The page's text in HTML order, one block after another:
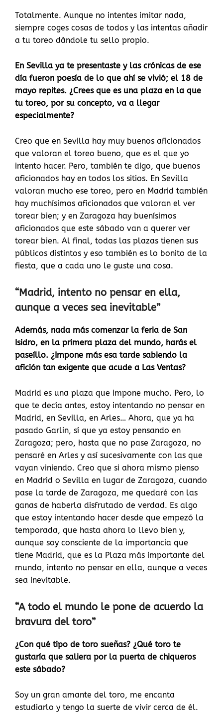
Totalmente. Aunque no intentes imitar nada,
siempre coges cosas de todos y las intentas añadir
a tu toreo dándole tu sello propio.
En Sevilla ya te presentaste y las crónicas de ese
día fueron poesía de lo que ahí se vivió; el 18 de
mayo repites. ¿Crees que es una plaza en la que
tu toreo, por su concepto, va a llegar
especialmente?
Creo que en Sevilla hay muy buenos aficionados
que valoran el toreo bueno, que es el que yo
intento hacer. Pero, también te digo, que buenos
aficionados hay en todos los sitios. En Sevilla
valoran mucho ese toreo, pero en Madrid también
hay muchísimos aficionados que valoran el ver
torear bien; y en Zaragoza hay buenísimos
aficionados que este sábado van a querer ver
torear bien. Al final, todas las plazas tienen sus
públicos distintos y eso también es lo bonito de la
fiesta, que a cada uno le guste una cosa.
“Madrid, intento no pensar en ella,
aunque a veces sea inevitable”
Además, nada más comenzar la feria de San
Isidro, en la primera plaza del mundo, harás el
paseíllo. ¿Impone más esa tarde sabiendo la
afición tan exigente que acude a Las Ventas?
Madrid es una plaza que impone mucho. Pero, lo
que te decía antes, estoy intentando no pensar en
Madrid, en Sevilla, en Arles… Ahora, que ya ha
pasado Garlin, sí que ya estoy pensando en
Zaragoza; pero, hasta que no pase Zaragoza, no
pensaré en Arles y así sucesivamente con las que
vayan viniendo. Creo que si ahora mismo pienso
en Madrid o Sevilla en lugar de Zaragoza, cuando
pase la tarde de Zaragoza, me quedaré con las
ganas de haberla disfrutado de verdad. Es algo
que estoy intentando hacer desde que empezó la
temporada, que hasta ahora lo llevo bien y,
aunque soy consciente de la importancia que
tiene Madrid, que es la Plaza más importante del
mundo, intento no pensar en ella, aunque a veces
sea inevitable.
“A todo el mundo le pone de acuerdo la
bravura del toro”
¿Con qué tipo de toro sueñas? ¿Qué toro te
gustaría que saliera por la puerta de chiqueros
este sábado?
Soy un gran amante del toro, me encanta
estudiarlo y tengo la suerte de vivir cerca de él.